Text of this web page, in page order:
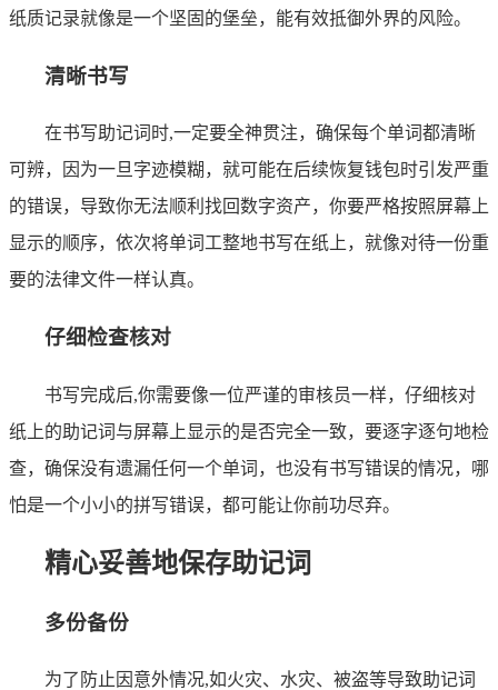
纸质记录就像是一个坚固的堡垒，能有效抵御外界的风险。
清晰书写
在书写助记词时,一定要全神贯注，确保每个单词都清晰
可辨，因为一旦字迹模糊，就可能在后续恢复钱包时引发严重
的错误，导致你无法顺利找回数字资产，你要严格按照屏幕上
显示的顺序，依次将单词工整地书写在纸上，就像对待一份重
要的法律文件一样认真。
仔细检查核对
书写完成后,你需要像一位严谨的审核员一样，仔细核对
纸上的助记词与屏幕上显示的是否完全一致，要逐字逐句地检
查，确保没有遗漏任何一个单词，也没有书写错误的情况，哪
怕是一个小小的拼写错误，都可能让你前功尽弃。
精心妥善地保存助记词
多份备份
为了防止因意外情况,如火灾、水灾、被盗等导致助记词